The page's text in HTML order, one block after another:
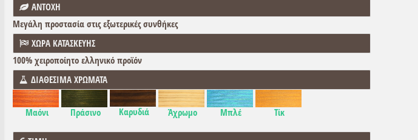
ΑΝΤΟΧΗ
Μεγάλη προστασία στις εξωτερικές συνθήκες
ΧΩΡΑ ΚΑΤΑΣΚΕΥΗΣ
100% χειροποίητο ελληνικό προϊόν
ΔΙΑΘΕΣΙΜΑ ΧΡΩΜΑΤΑ
Μαόνι Πράσινο Καρυδιά Άχρωμο Μπλέ Τίκ